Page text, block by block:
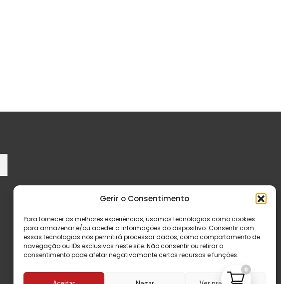
Gerir o Consentimento
Para fornecer as melhores experiências, usamos tecnologias como cookies
para armazenar e/ou aceder a informações do dispositivo. Consentir com
essas tecnologias nos permitirá processar dados, como comportamento de
navegação ou IDs exclusivos neste site. Não consentir ou retirar o
consentimento pode afetar negativamante certos recursos e funções.
0